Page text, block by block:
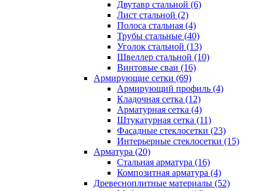
Двутавр стальной (6)
Лист стальной (2)
Полоса стальная (4)
Трубы стальные (40)
Уголок стальной (13)
Швеллер стальной (10)
Винтовые сваи (16)
Армирующие сетки (69)
Армирующий профиль (4)
Кладочная сетка (12)
Арматурная сетка (4)
Штукатурная сетка (11)
Фасадные стеклосетки (23)
Интерьерные стеклосетки (15)
Арматура (20)
Стальная арматура (16)
Композитная арматура (4)
Древесноплитные материалы (52)